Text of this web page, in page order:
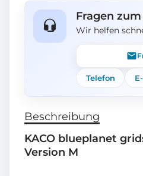
Fragen
Wir helfen
Telefon
Beschreibung
KACO blueplanet
Version M